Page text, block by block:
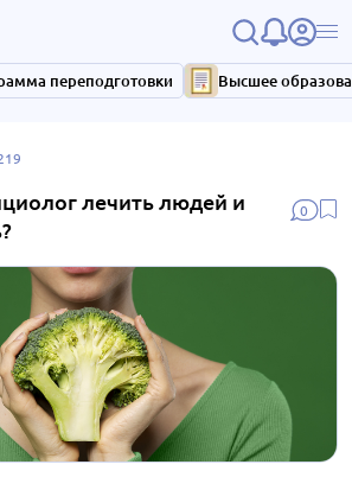
переподготовки Высшее
0
лечить людей и